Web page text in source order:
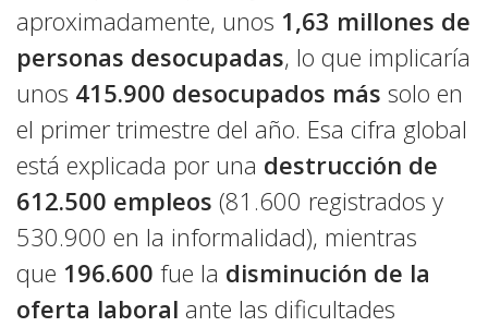
aproximadamente, unos 1,63 millones de
personas desocupadas, lo que implicaría
unos 415.900 desocupados más solo en
el primer trimestre del año. Esa cifra global
está explicada por una destrucción de
612.500 empleos (81.600 registrados y
530.900 en la informalidad), mientras
que 196.600 fue la disminución de la
oferta laboral ante las dificultades